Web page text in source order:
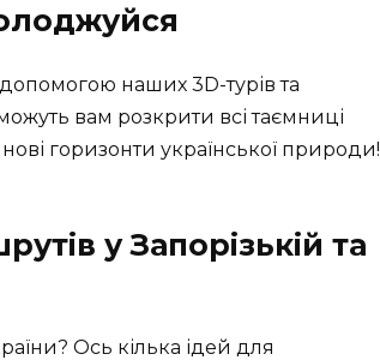
наших 3D-турів та
вам розкрити всі таємниці
горизонти української природи!
у Запорізькій та
Ось кілька ідей для